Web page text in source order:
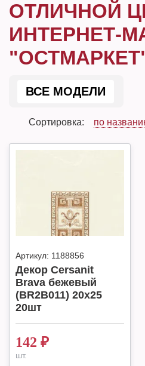
ОТЛИЧНОЙ
ИНТЕРНЕТ-
ВСЕ МОДЕЛИ
Сортировка: по
Артикул: 1188856
Декор Cersanit
Brava бежевый
(BR2B011) 20х25
20шт
142 ₽
шт.